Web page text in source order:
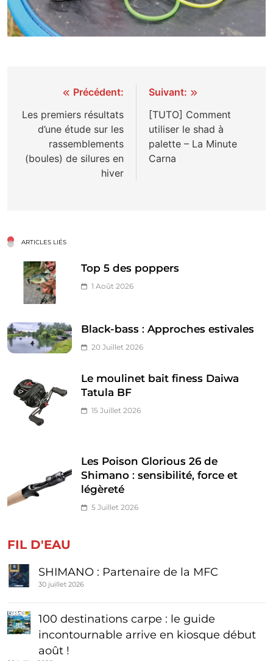
Navigation
de
l’article
Précédent:
Les premiers résultats
d’une étude sur les
rassemblements
(boules) de silures en
hiver
Suivant:
[TUTO] Comment
utiliser le shad à
palette – La Minute
Carna
ARTICLES LIÉS
Top 5 des poppers
1 Août 2026
Black-bass : Approches estivales
20 Juillet 2026
Le moulinet bait finess Daiwa
Tatula BF
15 Juillet 2026
Les Poison Glorious 26 de
Shimano : sensibilité, force et
légèreté
5 Juillet 2026
FIL D'EAU
SHIMANO : Partenaire de la MFC
30 juillet 2026
100 destinations carpe : le guide
incontournable arrive en kiosque début
août !